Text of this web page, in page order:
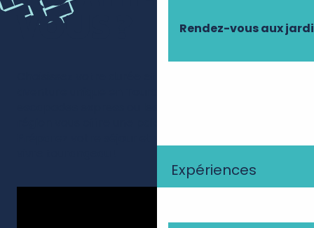
Rendez-vous aux
Expériences
VOUS ?